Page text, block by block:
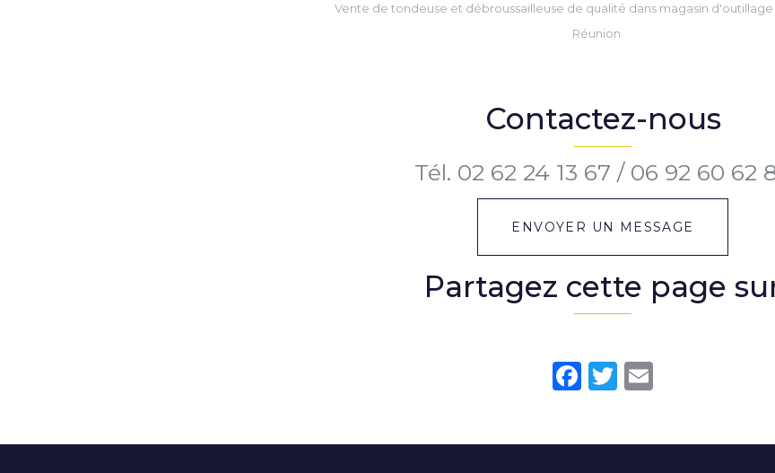
Vente de tondeuse et débroussailleuse de qualité dans magasin d'outillage
Réunion
Contactez-nous
Tél. 02 62 24 13 67 / 06 92 60 62
ENVOYER UN MESSAGE
Partagez cette page
Facebook
Twitter